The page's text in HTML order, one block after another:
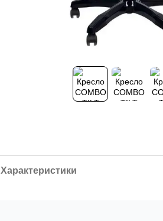
Характеристики